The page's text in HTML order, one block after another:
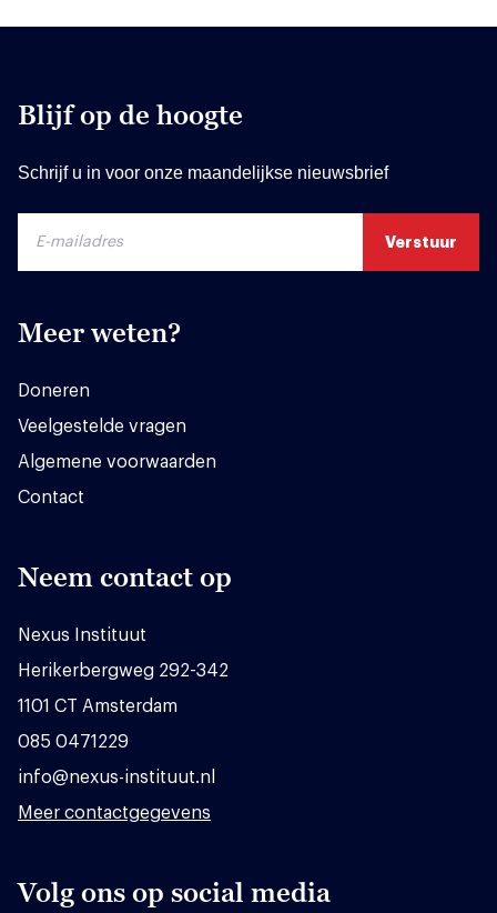
Blijf op de hoogte
Schrijf u in voor onze maandelijkse nieuwsbrief
Meer weten?
Doneren
Veelgestelde vragen
Algemene voorwaarden
Contact
Neem contact op
Nexus Instituut
Herikerbergweg 292-342
1101 CT Amsterdam
085 0471229
info@nexus-instituut.nl
Meer contactgegevens
Volg ons op social media